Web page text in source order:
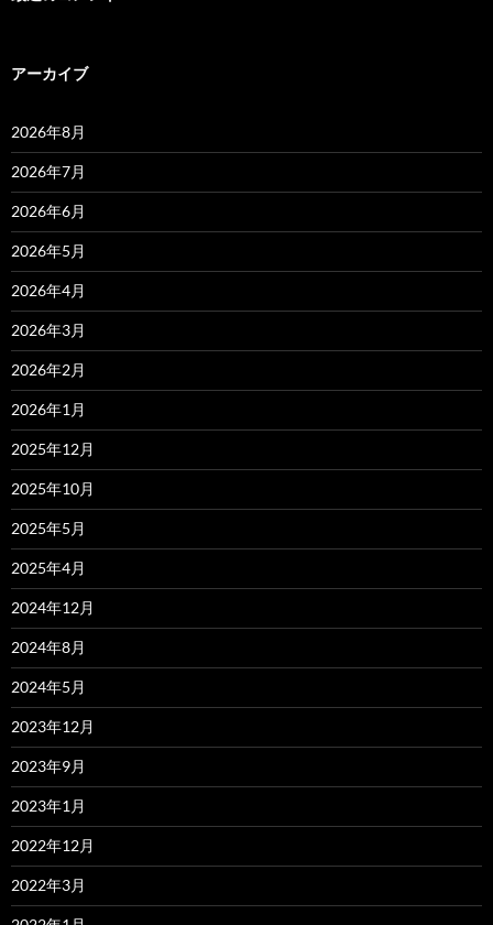
アーカイブ
2026年8月
2026年7月
2026年6月
2026年5月
2026年4月
2026年3月
2026年2月
2026年1月
2025年12月
2025年10月
2025年5月
2025年4月
2024年12月
2024年8月
2024年5月
2023年12月
2023年9月
2023年1月
2022年12月
2022年3月